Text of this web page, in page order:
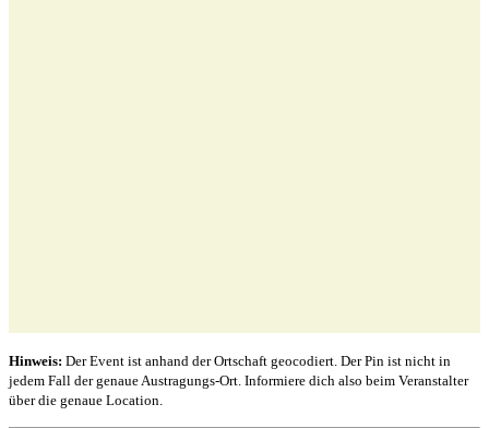
Hinweis: Der Event ist anhand der Ortschaft geocodiert. Der Pin ist nicht in
jedem Fall der genaue Austragungs-Ort. Informiere dich also beim Veranstalter
über die genaue Location.